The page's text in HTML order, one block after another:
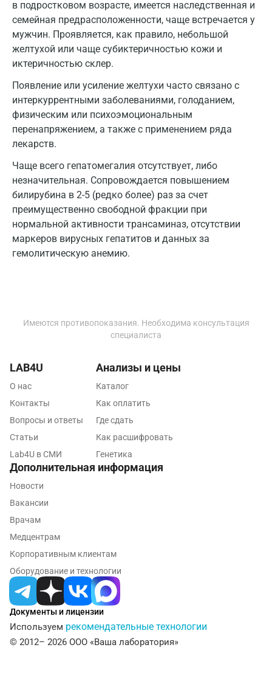
в подростковом возрасте, имеется наследственная и
семейная предрасположенности, чаще встречается у
мужчин. Проявляется, как правило, небольшой
желтухой или чаще субиктеричностью кожи и
иктеричностью склер.
Появление или усиление желтухи часто связано с
интеркуррентными заболеваниями, голоданием,
физическим или психоэмоциональным
перенапряжением, а также с применением ряда
лекарств.
Чаще всего гепатомегалия отсутствует, либо
незначительная. Сопровождается повышением
билирубина в 2-5 (редко более) раз за счет
преимущественно свободной фракции при
нормальной активности трансаминаз, отсутствии
маркеров вирусных гепатитов и данных за
гемолитическую анемию.
Всеволожск
Гатчина
Геленджик
Дзержинск
Дзержинский
Дмитров
Долгопрудный
Домодедово
Екатеринбург
Жуковский
Ижевск
Йошкар-Ола
Калининград
Калуга
Кемерово
Ковров
Королев
Кострома
Котельники
Красногорск
Краснодар
Имеются противопоказания. Необходима консультация
специалиста
Документы и лицензии
Используем рекомендательные технологии
© 2012– 2026 ООО «Ваша лаборатория»
LAB4U
О нас
Контакты
Вопросы и ответы
Статьи
Lab4U в СМИ
Анализы и цены
Каталог
Как оплатить
Где сдать
Как расшифровать
Генетика
Дополнительная информация
Новости
Вакансии
Врачам
Медцентрам
Корпоративным клиентам
Оборудование и технологии